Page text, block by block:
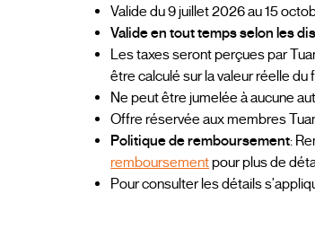
Valide du 9 juillet 2026 au 15
Valide en tout temps selon les
Les taxes seront perçues par
être calculé sur la valeur réelle
Ne peut être jumelée à aucune
Offre réservée aux membres
Politique de remboursement:
remboursementpour plus de
Pour consulter les détails